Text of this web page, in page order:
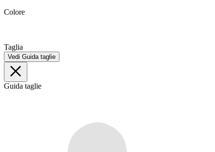
Colore
Taglia
Vedi Guida taglie
Guida taglie